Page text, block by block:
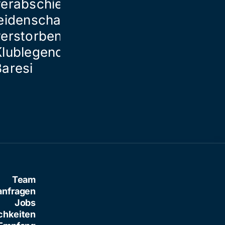
sich
von
Franco
Team
Jobs